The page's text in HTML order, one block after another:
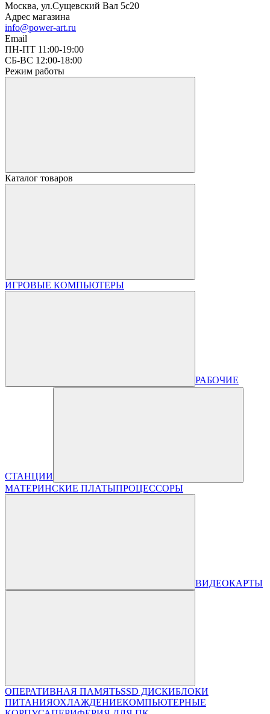
Москва, ул.Сущевский Вал 5с20
Адрес магазина
info@power-art.ru
Email
ПН-ПТ 11:00-19:00
СБ-ВС 12:00-18:00
Режим работы
Каталог товаров
ИГРОВЫЕ КОМПЬЮТЕРЫ
РАБОЧИЕ
СТАНЦИИ
МАТЕРИНСКИЕ ПЛАТЫПРОЦЕССОРЫ
ВИДЕОКАРТЫ
ОПЕРАТИВНАЯ ПАМЯТЬSSD ДИСКИБЛОКИ
ПИТАНИЯОХЛАЖДЕНИЕКОМПЬЮТЕРНЫЕ